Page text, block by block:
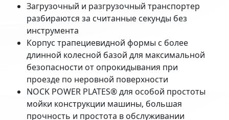
Загрузочный и разгрузочный транспортер
разбираются за считанные секунды без
инструмента
Корпус трапециевидной формы с более
длинной колесной базой для максимальной
безопасности от опрокидывания при
проезде по неровной поверхности
NOCK POWER PLATES® для особой простоты
мойки конструкции машины, большая
прочность и простота в обслуживании